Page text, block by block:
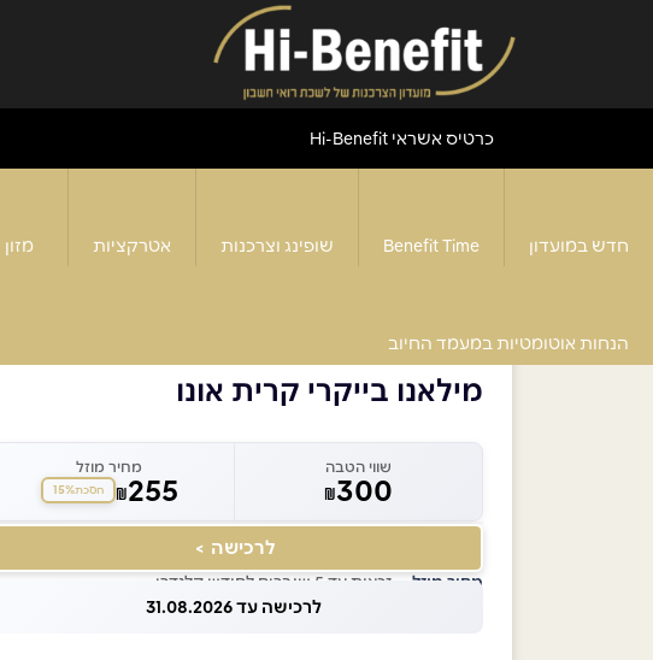
כרטיס אשראי Hi-Benefit
חדש במועדון Benefit Time שופינג וצרכנות אטרקציות מזון
הנחות אוטומטיות במעמד החיוב
מילאנו בייקרי קרית אונו
שווי הטבה
₪300
מחיר מוזל
₪255 חסכת15%
לרכישה >
מחיר מוזל — זכאות עד 5 שוברים לחודש קלנדרי
לרכישה עד 31.08.2026